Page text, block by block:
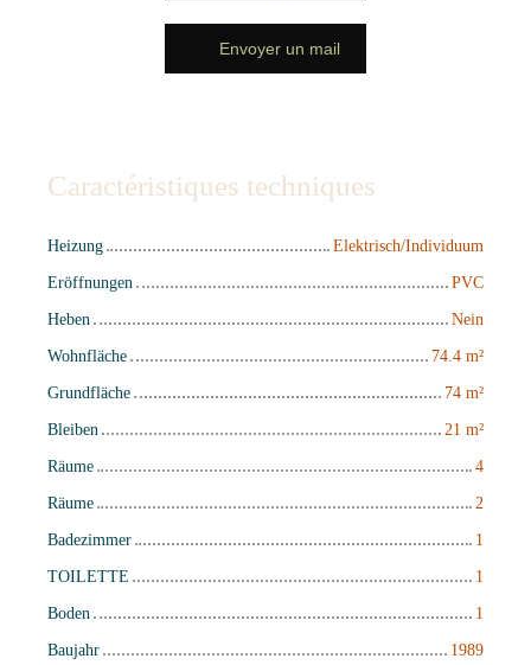
Envoyer un mail
Caractéristiques techniques
Heizung
Elektrisch/Individuum
Eröffnungen
PVC
Heben
Nein
Wohnfläche
74.4 m²
Grundfläche
74 m²
Bleiben
21 m²
Räume
4
Räume
2
Badezimmer
1
TOILETTE
1
Boden
1
Baujahr
1989